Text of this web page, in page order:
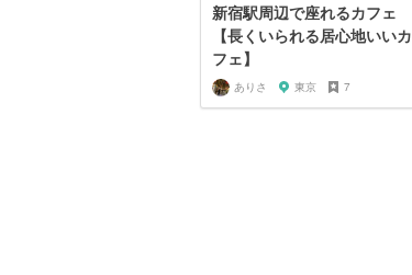
新宿駅周辺で座れるカフェ
【長くいられる居心地いいカ
フェ】
ありさ 東京 7